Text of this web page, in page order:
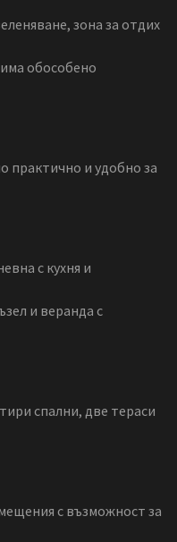
зона за отдих
обособено
практично и удобно за
с кухня и
и веранда с
спални, две тераси
с възможност за